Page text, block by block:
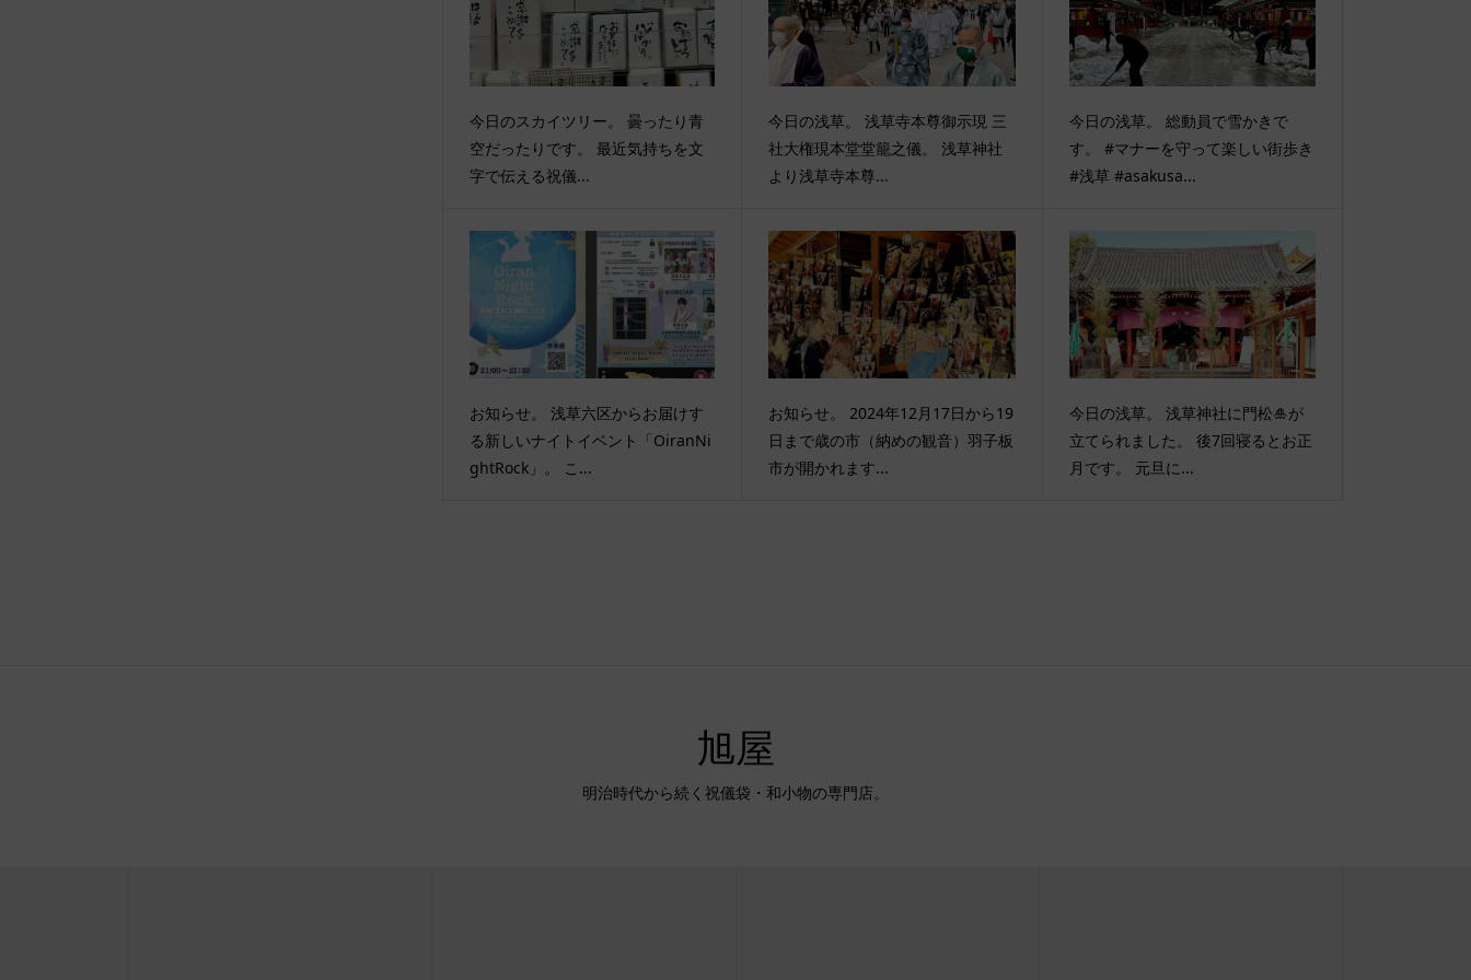
今日のスカイツリー。 曇ったり青
空だったりです。 最近気持ちを文
字で伝える祝儀...
今日の浅草。 浅草寺本尊御示現 三
社大権現本堂堂籠之儀。 浅草神社
より浅草寺本尊...
今日の浅草。 総動員で雪かきで
す。 #マナーを守って楽しい街歩き
#浅草 #asakusa...
お知らせ。 浅草六区からお届けす
る新しいナイトイベント「OiranNi
ghtRock」。 こ...
お知らせ。 2024年12月17日から19
日まで歳の市（納めの観音）羽子板
市が開かれます...
今日の浅草。 浅草神社に門松🎍が
立てられました。 後7回寝るとお正
月です。 元旦に...
旭屋
明治時代から続く祝儀袋・和小物の専門店。